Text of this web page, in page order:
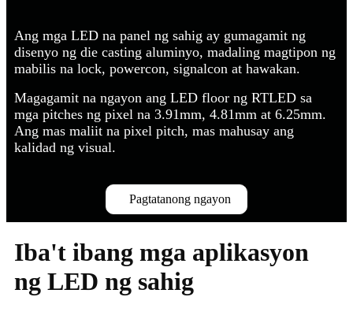
Ang mga LED na panel ng sahig ay gumagamit ng
disenyo ng die casting aluminyo, madaling magtipon ng
mabilis na lock, powercon, signalcon at hawakan.
Magagamit na ngayon ang LED floor ng RTLED sa
mga pitches ng pixel na 3.91mm, 4.81mm at 6.25mm.
Ang mas maliit na pixel pitch, mas mahusay ang
kalidad ng visual.
Pagtatanong ngayon
Iba't ibang mga aplikasyon
ng LED ng sahig